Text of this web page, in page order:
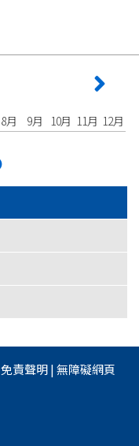
8月 9月 10月 11月 12月
免責聲明|無障礙網頁